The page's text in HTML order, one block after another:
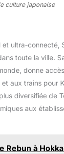
culture japonaise
et ultra-connecté,
toute la ville.
donne
aux trains pour
diversifiée de
aux
Rebun à